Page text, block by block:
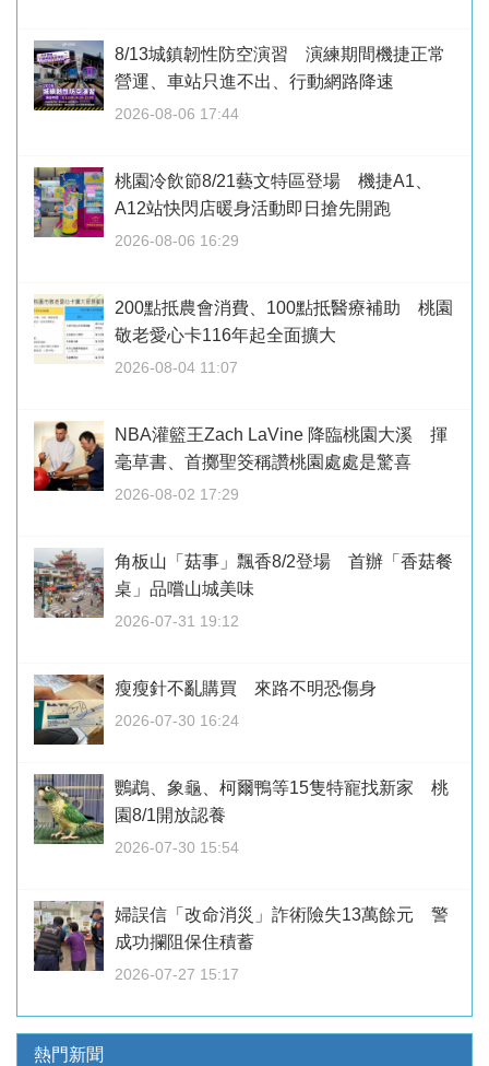
8/13城鎮韌性防空演習 演練期間機捷正常
營運、車站只進不出、行動網路降速
2026-08-06 17:44
桃園冷飲節8/21藝文特區登場 機捷A1、
A12站快閃店暖身活動即日搶先開跑
2026-08-06 16:29
200點抵農會消費、100點抵醫療補助 桃園
敬老愛心卡116年起全面擴大
2026-08-04 11:07
NBA灌籃王Zach LaVine 降臨桃園大溪 揮
毫草書、首擲聖筊稱讚桃園處處是驚喜
2026-08-02 17:29
角板山「菇事」飄香8/2登場 首辦「香菇餐
桌」品嚐山城美味
2026-07-31 19:12
瘦瘦針不亂購買 來路不明恐傷身
2026-07-30 16:24
鸚鵡、象龜、柯爾鴨等15隻特寵找新家 桃
園8/1開放認養
2026-07-30 15:54
婦誤信「改命消災」詐術險失13萬餘元 警
成功攔阻保住積蓄
2026-07-27 15:17
熱門新聞